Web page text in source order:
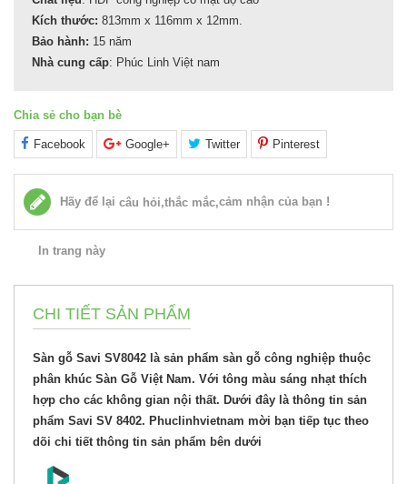
Kích thước: 813mm x 116mm x 12mm.
Bảo hành: 15 năm
Nhà cung cấp: Phúc Linh Việt nam
Chia sẻ cho bạn bè
Facebook Google+ Twitter Pinterest
Hãy để lại câu hỏi,thắc mắc,cảm nhận của bạn !
In trang này
CHI TIẾT SẢN PHẨM
Sàn gỗ Savi SV8042 là sản phẩm sàn gỗ công nghiệp thuộc
phân khúc Sàn Gỗ Việt Nam. Với tông màu sáng nhạt thích
hợp cho các không gian nội thất. Dưới đây là thông tin sản
phẩm Savi SV 8402. Phuclinhvietnam mời bạn tiếp tục theo
dõi chi tiết thông tin sản phẩm bên dưới